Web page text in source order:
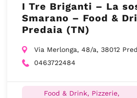
I Tre Briganti – La
Smarano – Food &
Predaia (TN)
Via Merlonga, 48/a, 38012
0463722484
Food & Drink, Pizzerie,